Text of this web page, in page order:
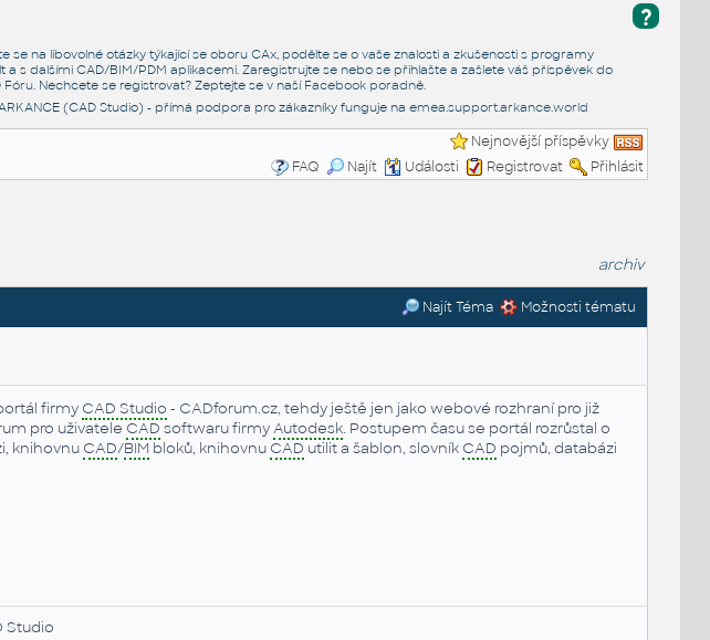
?
se na libovolné otázky týkající se oboru CAx, podělte se o vaše znalosti a zkušenosti s programy
a s dalšími CAD/BIM/PDM aplikacemi. Zaregistrujte se nebo se přihlašte a zašlete váš příspěvek do
Fóru. Nechcete se registrovat? Zeptejte se v naší Facebook poradně.
(CAD Studio) - přímá podpora pro zákazníky funguje na emea.support.arkance.world
Nejnovější příspěvky
FAQ
Najít Události Registrovat Přihlásit
archiv
Najít Téma Možnosti tématu
firmy CAD Studio - CADforum.cz, tehdy ještě jen jako webové rozhraní pro již
pro uživatele CAD softwaru firmyAutodesk. Postupem času se portál rozrůstal o
knihovnu CAD/BIMbloků, knihovnu CAD utilit a šablon, slovník CAD pojmů, databázi
Studio